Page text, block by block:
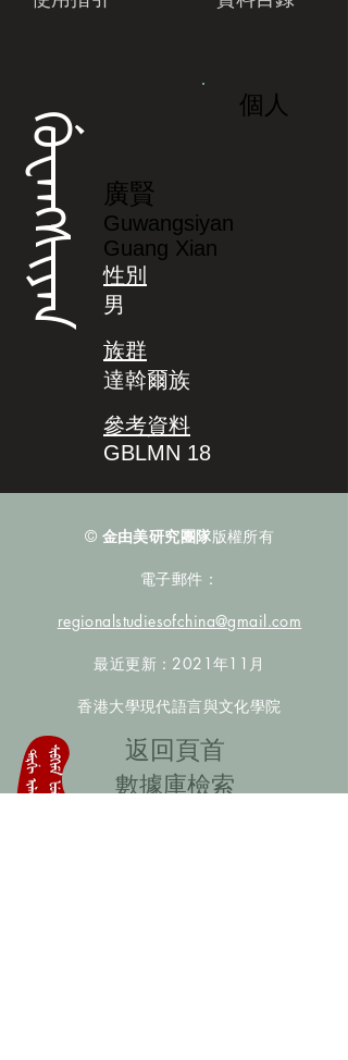
ᡤᡠᠸᠠᠩᠰᡳᠶᠠᠨ
個人
廣賢
Guwangsiyan
Guang Xian
性別
男
族群
達斡爾族
參考資料
GBLMN 18
© 金由美研究團隊版權所有
電子郵件：
regionalstudiesofchina@gmail.com
最近更新：2021年11月
香港大學現代語言與文化學院
​返回頁首
數據庫檢索